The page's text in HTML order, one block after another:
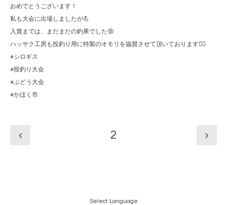
おめでとうございます！
私も大会に出場しましたが💪
入賞までは、まだまだの釣果でした😵
ハッサク工房も投釣り用に特製のオモリを協賛させて頂いております🙇‍♂️
#シロギス
#投釣り大会
#ぶどう大会
#かほく市
2
Select Language